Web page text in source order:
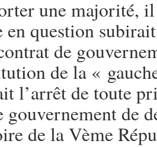
une majorité,
question
de
de la «
l’arrêt de toute
gouvernement de
de la Vème